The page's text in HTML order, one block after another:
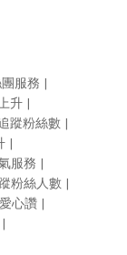
服務
升
蹤粉絲數
服務
粉絲人數
心讚